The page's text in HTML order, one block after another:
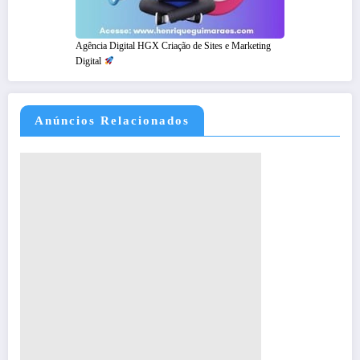
Agência Digital HGX Criação de Sites e Marketing
Digital
Anúncios Relacionados